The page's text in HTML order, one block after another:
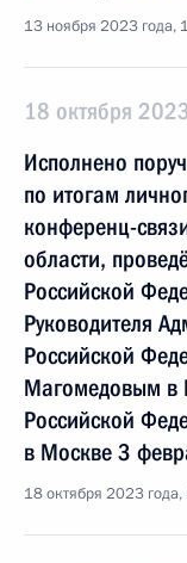
13 ноября 2023 года,
18 октября
Исполнено
по итогам
конференц-
области,
Российской
Руководителя
Российской
Магомедовым в
Российской
в Москве 3
18 октября 2023